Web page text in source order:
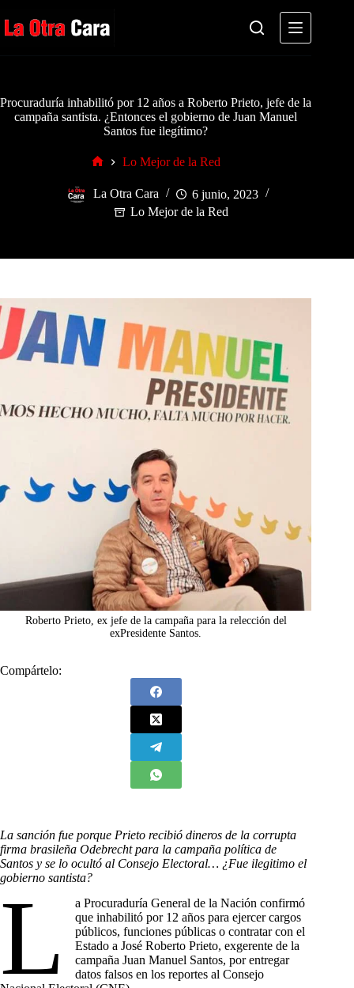
al
contenido
Procuraduría inhabilitó por 12 años a Roberto Prieto, jefe de la
campaña santista. ¿Entonces el gobierno de Juan Manuel
Santos fue ilegítimo?
Lo Mejor de la Red
La Otra Cara
6 junio, 2023
Lo Mejor de la Red
Roberto Prieto, ex jefe de la campaña para la relección del
exPresidente Santos.
Compártelo:
La sanción fue porque Prieto recibió dineros de la corrupta
firma brasileña Odebrecht para la campaña política de
Santos y se lo ocultó al Consejo Electoral… ¿Fue ilegitimo el
gobierno santista?
L
a Procuraduría General de la Nación confirmó
que inhabilitó por 12 años para ejercer cargos
públicos, funciones públicas o contratar con el
Estado a José Roberto Prieto, exgerente de la
campaña Juan Manuel Santos, por entregar
datos falsos en los reportes al Consejo